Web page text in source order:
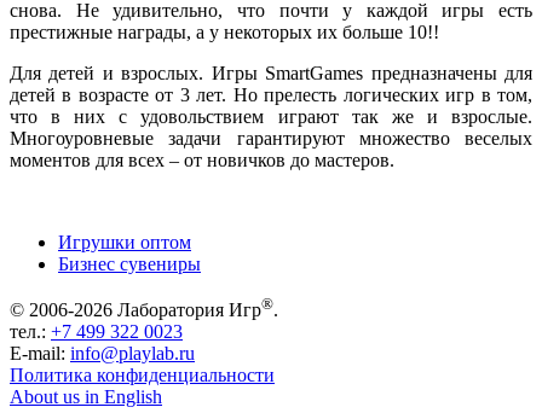
снова. Не удивительно, что почти у каждой игры есть
престижные награды, а у некоторых их больше 10!!
Для детей и взрослых. Игры SmartGames предназначены для
детей в возрасте от 3 лет. Но прелесть логических игр в том,
что в них с удовольствием играют так же и взрослые.
Многоуровневые задачи гарантируют множество веселых
моментов для всех – от новичков до мастеров.
Игрушки оптом
Бизнес сувениры
© 2006-2026 Лаборатория Игр®.
тел.: +7 499 322 0023
E-mail: info@playlab.ru
Политика конфиденциальности
About us in English